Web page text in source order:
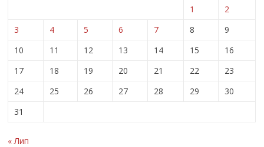
1
2
3
4 5 6 7 8
9
10
11 12 13 14 15
16
17
18 19 20 21 22
23
24
25 26 27 28 29
30
31
« Лип